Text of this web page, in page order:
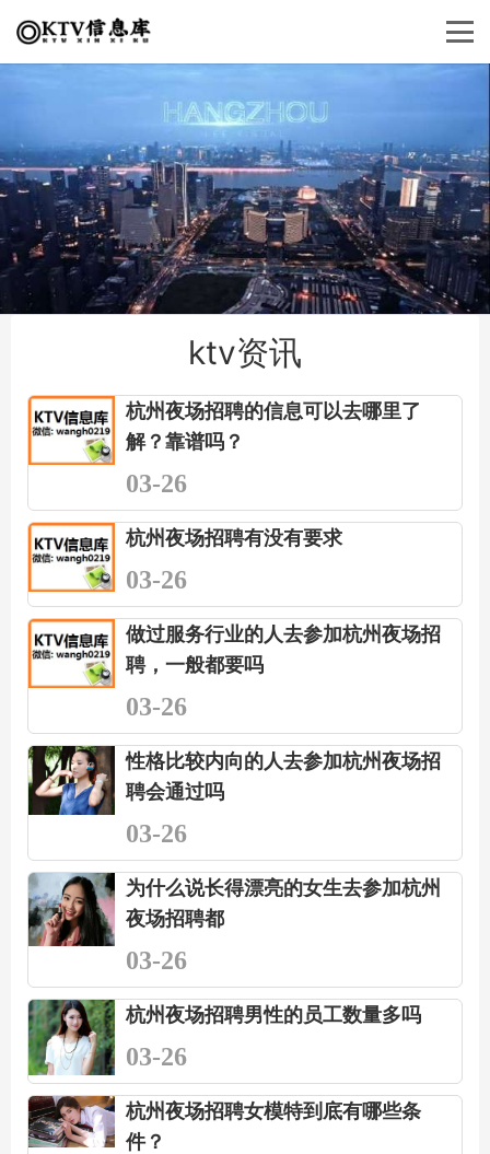
ktv资讯
杭州夜场招聘的信息可以去哪里了
解？靠谱吗？
03-26
杭州夜场招聘有没有要求
03-26
做过服务行业的人去参加杭州夜场招
聘，一般都要吗
03-26
性格比较内向的人去参加杭州夜场招
聘会通过吗
03-26
为什么说长得漂亮的女生去参加杭州
夜场招聘都
03-26
杭州夜场招聘男性的员工数量多吗
03-26
杭州夜场招聘女模特到底有哪些条
件？